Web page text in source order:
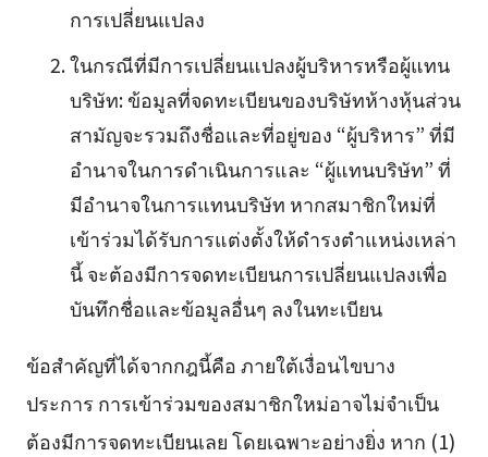
การเปลี่ยนแปลง
ในกรณีที่มีการเปลี่ยนแปลงผู้บริหารหรือผู้แทน
บริษัท: ข้อมูลที่จดทะเบียนของบริษัทห้างหุ้นส่วน
สามัญจะรวมถึงชื่อและที่อยู่ของ “ผู้บริหาร” ที่มี
อำนาจในการดำเนินการและ “ผู้แทนบริษัท” ที่
มีอำนาจในการแทนบริษัท หากสมาชิกใหม่ที่
เข้าร่วมได้รับการแต่งตั้งให้ดำรงตำแหน่งเหล่า
นี้ จะต้องมีการจดทะเบียนการเปลี่ยนแปลงเพื่อ
บันทึกชื่อและข้อมูลอื่นๆ ลงในทะเบียน
ข้อสำคัญที่ได้จากกฎนี้คือ ภายใต้เงื่อนไขบาง
ประการ การเข้าร่วมของสมาชิกใหม่อาจไม่จำเป็น
ต้องมีการจดทะเบียนเลย โดยเฉพาะอย่างยิ่ง หาก (1)